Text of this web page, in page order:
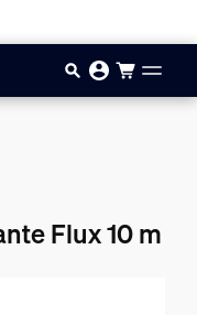
Flux 10 m